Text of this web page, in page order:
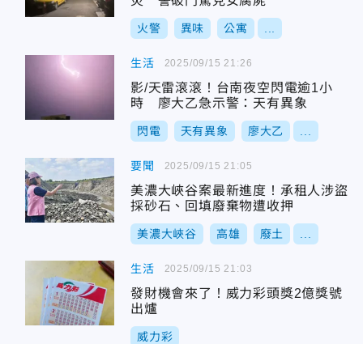
火警 異味 公寓
生活
影/天雷滾滾！台南夜空閃電逾1小
時 廖大乙急示警：天有異象
閃電 天有異象 廖大乙
2025/09/15 21:26
要聞
美濃大峽谷案最新進度！承租人涉盜
採砂石、回填廢棄物遭收押
美濃大峽谷 高雄 廢土
2025/09/15 21:05
生活
發財機會來了！威力彩頭獎2億獎號
出爐
威力彩
2025/09/15 21:03